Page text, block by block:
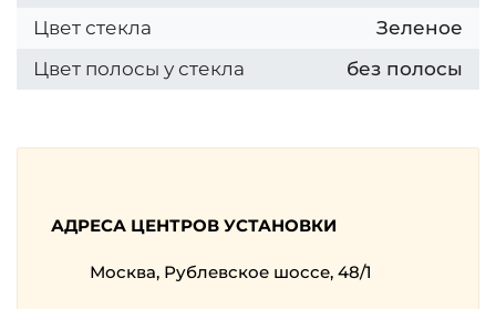
Цвет стекла
Зеленое
Цвет полосы у стекла
без полосы
АДРЕСА ЦЕНТРОВ УСТАНОВКИ
Москва, Рублевское шоссе, 48/1